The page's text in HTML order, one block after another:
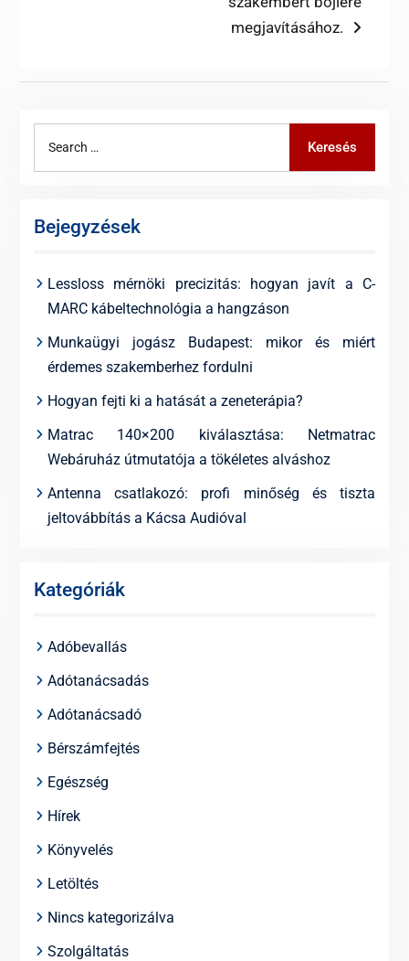
megjavításához.
Keresés
Bejegyzések
Lessloss mérnöki precizitás: hogyan javít a C-
MARC kábeltechnológia a hangzáson
Munkaügyi jogász Budapest: mikor és miért
érdemes szakemberhez fordulni
Hogyan fejti ki a hatását a zeneterápia?
Matrac 140×200 kiválasztása: Netmatrac
Webáruház útmutatója a tökéletes alváshoz
Antenna csatlakozó: profi minőség és tiszta
jeltovábbítás a Kácsa Audióval
Kategóriák
Adóbevallás
Adótanácsadás
Adótanácsadó
Bérszámfejtés
Egészség
Hírek
Könyvelés
Letöltés
Nincs kategorizálva
Szolgáltatás